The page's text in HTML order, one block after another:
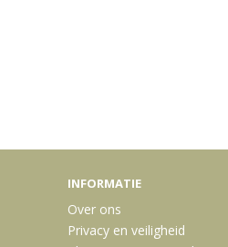
INFORMATIE
Over ons
Privacy en veiligheid